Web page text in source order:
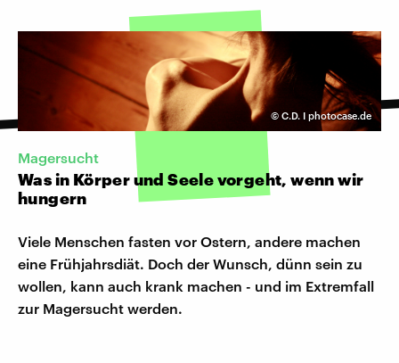
© C.D. I photocase.de
Magersucht
Was in Körper und Seele vorgeht, wenn wir
hungern
Viele Menschen fasten vor Ostern, andere machen
eine Frühjahrsdiät. Doch der Wunsch, dünn sein zu
wollen, kann auch krank machen - und im Extremfall
zur Magersucht werden.